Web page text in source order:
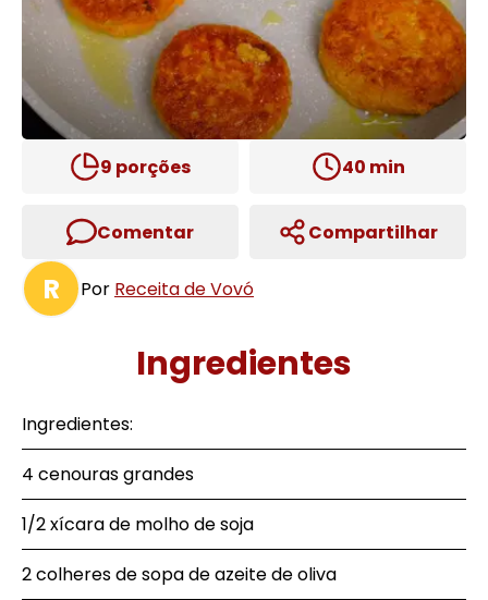
9 porções 40 min
Comentar Compartilhar
R Por Receita de Vovó
Ingredientes
Ingredientes:
4 cenouras grandes
1/2 xícara de molho de soja
2 colheres de sopa de azeite de oliva